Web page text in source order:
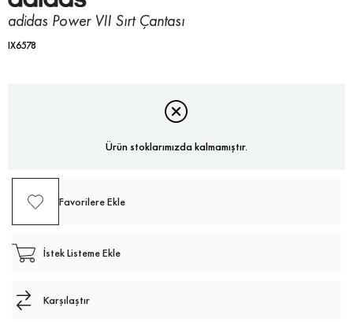
adidas Power VII Sırt Çantası
IX6578
Ürün stoklarımızda kalmamıştır.
Favorilere Ekle
İstek Listeme Ekle
Karşılaştır